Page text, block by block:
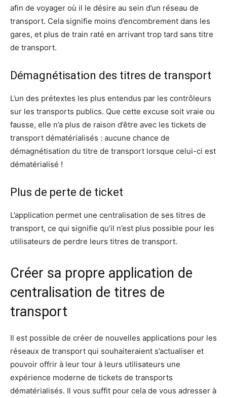
afin de voyager où il le désire au sein d’un réseau de
transport. Cela signifie moins d’encombrement dans les
gares, et plus de train raté en arrivant trop tard sans titre
de transport.
Démagnétisation des titres de transport
L’un des prétextes les plus entendus par les contrôleurs
sur les transports publics. Que cette excuse soit vraie ou
fausse, elle n’a plus de raison d’être avec les tickets de
transport dématérialisés : aucune chance de
démagnétisation du titre de transport lorsque celui-ci est
dématérialisé !
Plus de perte de ticket
L’application permet une centralisation de ses titres de
transport, ce qui signifie qu’il n’est plus possible pour les
utilisateurs de perdre leurs titres de transport.
Créer sa propre application de
centralisation de titres de
transport
Il est possible de créer de nouvelles applications pour les
réseaux de transport qui souhaiteraient s’actualiser et
pouvoir offrir à leur tour à leurs utilisateurs une
expérience moderne de tickets de transports
dématérialisés. Il vous suffit pour cela de vous adresser à